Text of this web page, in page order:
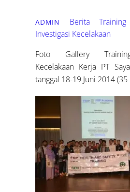
ADMIN Berita
Investigasi Kecelakaan
Foto Gallery
Kecelakaan Kerja PT
tanggal 18-19 Juni 2014 (35